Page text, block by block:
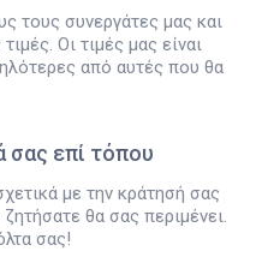
τους συνεργάτες μας και
Οι τιμές μας είναι
από αυτές που θα
σας επί τόπου
με την κράτησή σας
θα σας περιμένει.
σας!